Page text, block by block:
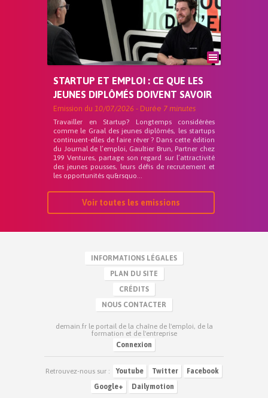
STARTUP ET EMPLOI : CE QUE LES
JEUNES DIPLÔMÉS DOIVENT SAVOIR
Emission du 10/07/2026 - Durée 7 minutes
Travailler en Startup? Longtemps considérées
comme le Graal des jeunes diplômés, les startups
continuent-elles de faire rêver ? Dans cette édition
du Journal de l’emploi, Gaultier Brun, Partner chez
199 Ventures, partage son regard sur l’attractivité
des jeunes pousses, leurs défis de recrutement et
les opportunités qu&rsquo...
Voir toutes les emissions
INFORMATIONS LÉGALES
PLAN DU SITE
CRÉDITS
NOUS CONTACTER
demain.fr le portail de la chaîne de l'emploi, de la
formation et de l'entreprise
Connexion
Retrouvez-nous sur : Youtube Twitter
Facebook
Google+
Dailymotion